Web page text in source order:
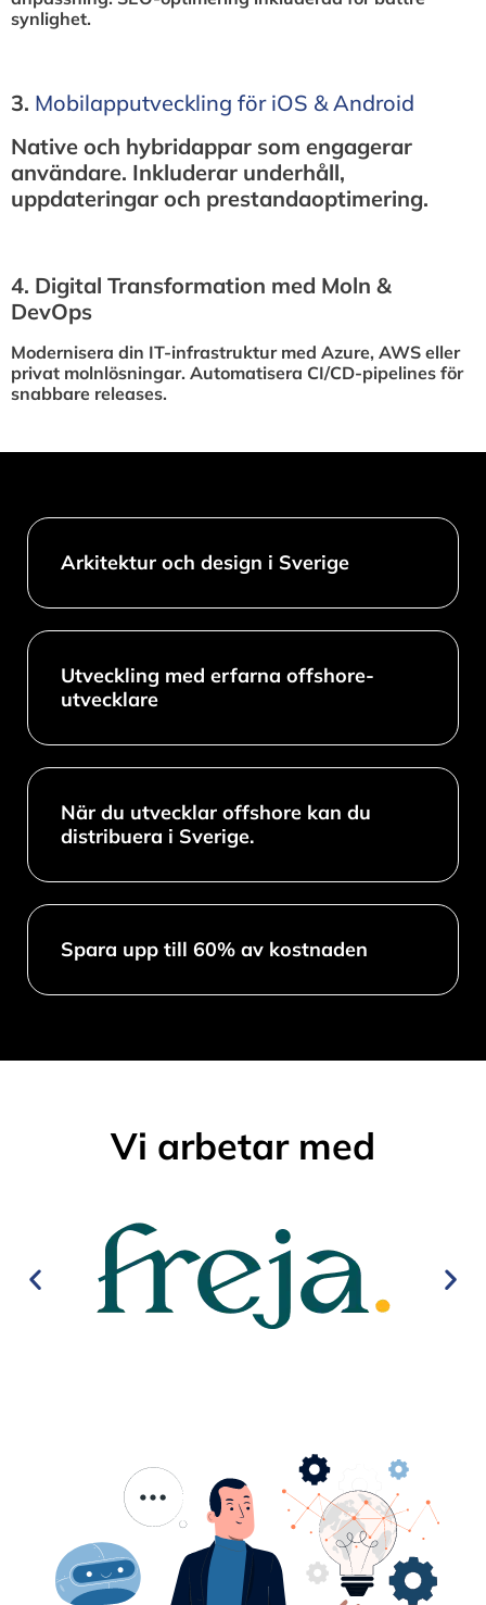
synlighet.
3.⁠ ⁠Mobilapputveckling för iOS & Android
Native och hybridappar som engagerar
användare. Inkluderar underhåll,
uppdateringar och prestandaoptimering.
4.⁠ ⁠Digital Transformation med Moln &
DevOps
Modernisera din IT-infrastruktur med Azure, AWS eller
privat molnlösningar. Automatisera CI/CD-pipelines för
snabbare releases.
Arkitektur och design i Sverige​
Utveckling med erfarna offshore-
utvecklare
När du utvecklar offshore kan du
distribuera i Sverige.
Spara upp till 60% av kostnaden
Vi arbetar med